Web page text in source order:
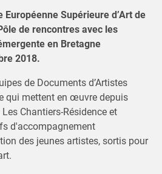
Européenne Supérieure d’Art de
de rencontres avec les
en Bretagne
2018.
de Documents d’Artistes
qui mettent en œuvre depuis
Chantiers-Résidence et
d'accompagnement
des jeunes artistes, sortis pour